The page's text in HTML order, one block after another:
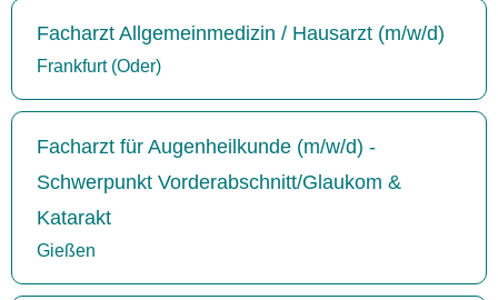
Facharzt Allgemeinmedizin / Hausarzt (m/w/d)
Frankfurt (Oder)
Facharzt für Augenheilkunde (m/w/d) -
Schwerpunkt Vorderabschnitt/Glaukom &
Katarakt
Gießen